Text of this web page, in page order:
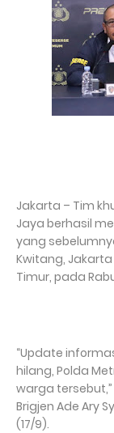
Jakarta – Tim
Jaya berhasil
yang
Kwitang,
Timur, pada
“Update
hilang, Polda
warga
Brigjen Ade Ary
(17/9).